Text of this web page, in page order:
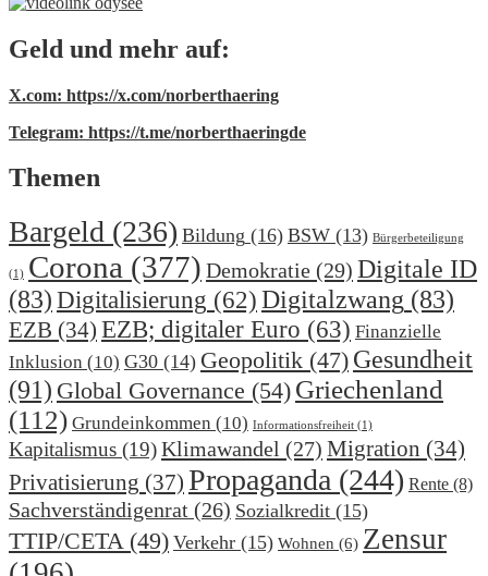
Geld und mehr auf:
X.com: https://x.com/norberthaering
Telegram: https://t.me/norberthaeringde
Themen
Bargeld (236) Bildung (16) BSW (13) Bürgerbeteiligung
(1) Corona (377) Demokratie (29) Digitale ID
(83) Digitalisierung (62) Digitalzwang (83)
EZB (34) EZB; digitaler Euro (63) Finanzielle
Inklusion (10) G30 (14) Geopolitik (47) Gesundheit
(91) Global Governance (54) Griechenland
(112) Grundeinkommen (10) Informationsfreiheit (1)
Kapitalismus (19)Klimawandel (27) Migration (34)
Privatisierung (37) Propaganda (244) Rente (8)
Sachverständigenrat (26) Sozialkredit (15)
TTIP/CETA(49) Verkehr (15) Wohnen (6) Zensur